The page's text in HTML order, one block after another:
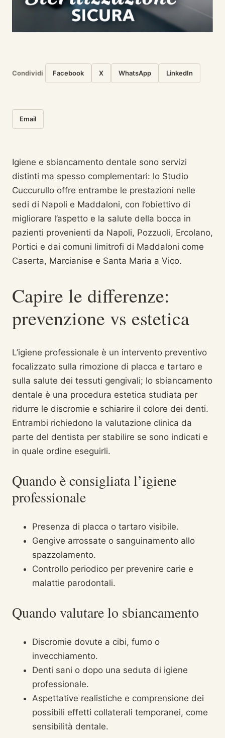
Condividi Facebook X WhatsApp LinkedIn
Email
Igiene e sbiancamento dentale sono servizi
distinti ma spesso complementari: lo Studio
Cuccurullo offre entrambe le prestazioni nelle
sedi di Napoli e Maddaloni, con l’obiettivo di
migliorare l’aspetto e la salute della bocca in
pazienti provenienti da Napoli, Pozzuoli, Ercolano,
Portici e dai comuni limitrofi di Maddaloni come
Caserta, Marcianise e Santa Maria a Vico.
Capire le differenze:
prevenzione vs estetica
L’igiene professionale è un intervento preventivo
focalizzato sulla rimozione di placca e tartaro e
sulla salute dei tessuti gengivali; lo sbiancamento
dentale è una procedura estetica studiata per
ridurre le discromie e schiarire il colore dei denti.
Entrambi richiedono la valutazione clinica da
parte del dentista per stabilire se sono indicati e
in quale ordine eseguirli.
Quando è consigliata l’igiene
professionale
Presenza di placca o tartaro visibile.
Gengive arrossate o sanguinamento allo
spazzolamento.
Controllo periodico per prevenire carie e
malattie parodontali.
Quando valutare lo sbiancamento
Discromie dovute a cibi, fumo o
invecchiamento.
Denti sani o dopo una seduta di igiene
professionale.
Aspettative realistiche e comprensione dei
possibili effetti collaterali temporanei, come
sensibilità dentale.